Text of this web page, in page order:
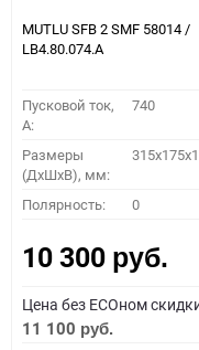
MUTLU SFB 2 SMF 58014 /
LB4.80.074.A
Пусковой ток,
A:
740
Размеры
(ДхШхВ), мм:
Полярность: 0
10 300 руб.
Цена без ECOном
11 100 руб.